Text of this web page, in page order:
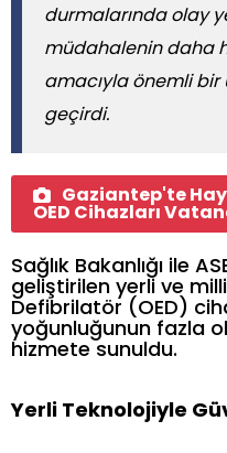
durmalarında olay
müdahalenin daha
amacıyla önemli
geçirdi.
Gaziantep'te
OED Cihazları
Sağlık Bakanlığı ile
geliştirilen yerli ve
Defibrilatör (OED)
yoğunluğunun fazla
hizmete sunuldu.
Yerli Teknolojiyle